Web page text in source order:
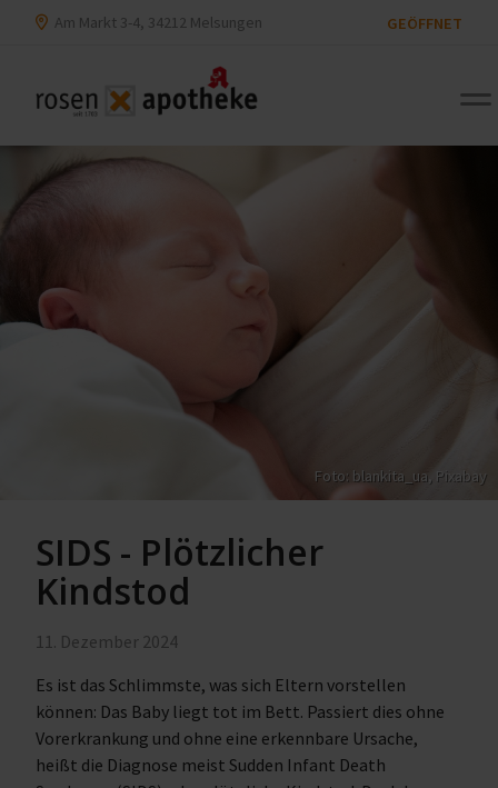
Am Markt 3-4, 34212 Melsungen GEÖFFNET
Foto: blankita_ua, Pixabay
SIDS - Plötzlicher
Kindstod
11. Dezember 2024
Es ist das Schlimmste, was sich Eltern vorstellen
können: Das Baby liegt tot im Bett. Passiert dies ohne
Vorerkrankung und ohne eine erkennbare Ursache,
heißt die Diagnose meist Sudden Infant Death